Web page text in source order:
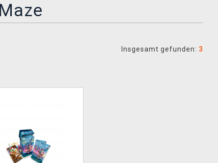
Insgesamt gefunden: 3